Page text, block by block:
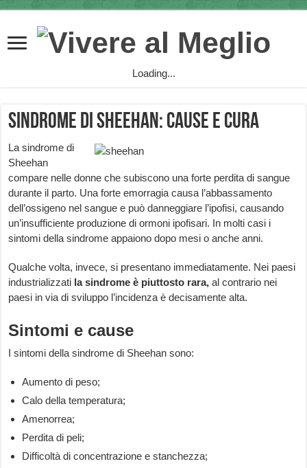
Loading...
Sindrome di Sheehan: cause e cura
La sindrome di
Sheehan
compare nelle donne che subiscono una forte perdita di sangue
durante il parto. Una forte emorragia causa l’abbassamento
dell’ossigeno nel sangue e può danneggiare l’ipofisi, causando
un’insufficiente produzione di ormoni ipofisari. In molti casi i
sintomi della sindrome appaiono dopo mesi o anche anni.
Qualche volta, invece, si presentano immediatamente. Nei paesi
industrializzati la sindrome è piuttosto rara, al contrario nei
paesi in via di sviluppo l’incidenza è decisamente alta.
Sintomi e cause
I sintomi della sindrome di Sheehan sono:
Aumento di peso;
Calo della temperatura;
Amenorrea;
Perdita di peli;
Difficoltà di concentrazione e stanchezza;